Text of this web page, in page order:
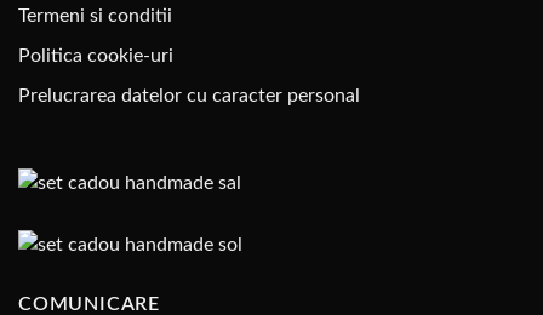
Termeni si conditii
Politica cookie-uri
Prelucrarea datelor cu caracter personal
COMUNICARE